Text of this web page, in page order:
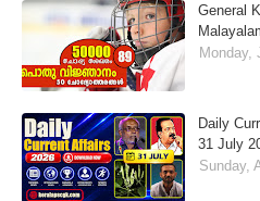
General
Monday,
Daily
31 July
Sunday,